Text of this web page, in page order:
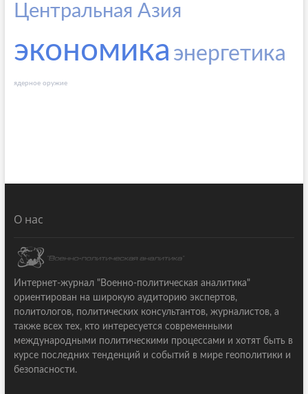
Центральная Азия
экономика энергетика
ядерное оружие
О нас
Интернет-журнал "Военно-политическая аналитика"
ориентирован на широкую аудиторию экспертов,
политологов, политических консультантов, журналистов, а
также всех тех, кто интересуется современными
международными политическими процессами и хотят быть в
курсе последних тенденций и событий в мире геополитики и
безопасности.